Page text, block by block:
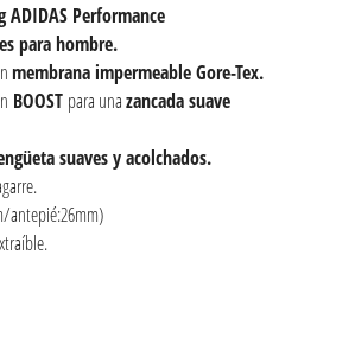
Performance
para hombre.
membrana impermeable Gore-Tex.
BOOST para unazancada suave
suaves y acolchados.
antepié:26mm)